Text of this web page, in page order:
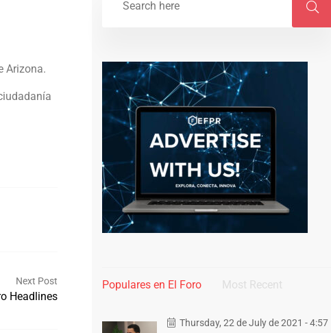
Arizona.
Next Post
Headlines
Populares en El Foro Most Recent
Thursday, 22 de July de 2021 - 4:57